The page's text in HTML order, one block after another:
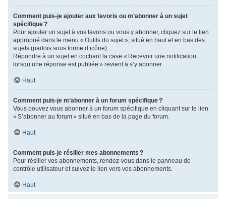
Comment puis-je ajouter aux favoris ou m’abonner à un sujet
spécifique ?
Pour ajouter un sujet à vos favoris ou vous y abonner, cliquez sur le lien
approprié dans le menu « Outils du sujet », situé en haut et en bas des
sujets (parfois sous forme d’icône).
Répondre à un sujet en cochant la case « Recevoir une notification
lorsqu’une réponse est publiée » revient à s’y abonner.
Haut
Comment puis-je m’abonner à un forum spécifique ?
Vous pouvez vous abonner à un forum spécifique en cliquant sur le lien
« S’abonner au forum » situé en bas de la page du forum.
Haut
Comment puis-je résilier mes abonnements ?
Pour résilier vos abonnements, rendez-vous dans le panneau de
contrôle utilisateur et suivez le lien vers vos abonnements.
Haut